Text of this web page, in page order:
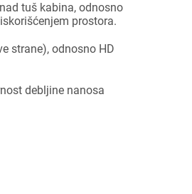
tuš kabina, odnosno
prostora.
strane), odnosno HD
debljine nanosa